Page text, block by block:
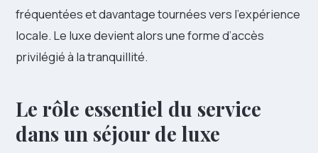
fréquentées et davantage tournées vers l’expérience
locale. Le luxe devient alors une forme d’accès
privilégié à la tranquillité.
Le rôle essentiel du service
dans un séjour de luxe